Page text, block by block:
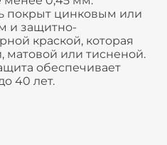
покрыт цинковым или
и защитно-
краской, которая
матовой или тисненой.
обеспечивает
40 лет.